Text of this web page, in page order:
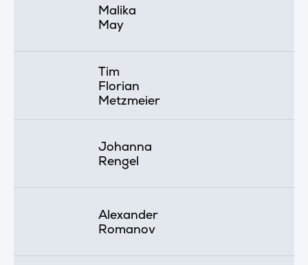
Malika
May
Tim
Florian
Metzmeier
Johanna
Rengel
Alexander
Romanov